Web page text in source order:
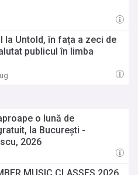
Untold, în fața a zeci de
publicul în limba
o lună de
la București -
2026